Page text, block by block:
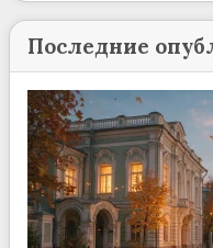
Последние